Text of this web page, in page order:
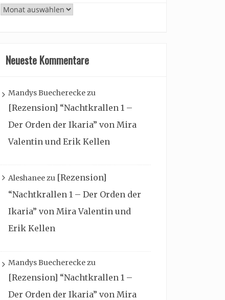
Archiv
Neueste Kommentare
Mandys Buechereckezu
[Rezension] “Nachtkrallen 1 –
Der Orden der Ikaria” von Mira
Valentin und Erik Kellen
Aleshaneezu [Rezension]
“Nachtkrallen 1 – Der Orden der
Ikaria” von Mira Valentin und
Erik Kellen
Mandys Buechereckezu
[Rezension] “Nachtkrallen 1 –
Der Orden der Ikaria” von Mira